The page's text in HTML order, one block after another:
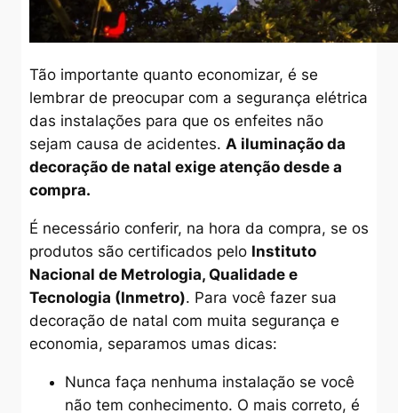
Tão importante quanto economizar, é se
lembrar de preocupar com a segurança elétrica
das instalações para que os enfeites não
sejam causa de acidentes. A iluminação da
decoração de natal exige atenção desde a
compra.
É necessário conferir, na hora da compra, se os
produtos são certificados pelo Instituto
Nacional de Metrologia, Qualidade e
Tecnologia (Inmetro). Para você fazer sua
decoração de natal com muita segurança e
economia, separamos umas dicas:
Nunca faça nenhuma instalação se você
não tem conhecimento. O mais correto, é